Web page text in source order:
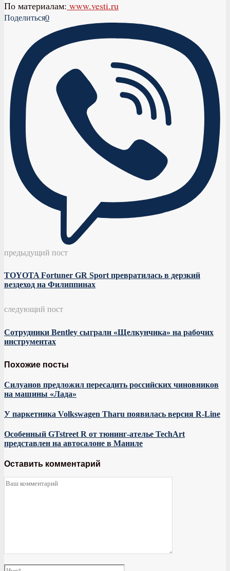
По материалам: www.vesti.ru
Поделиться0
предыдущий пост
TOYOTA Fortuner GR Sport превратилась в дерзкий
вездеход на Филиппинах
следующий пост
Сотрудники Bentley сыграли «Щелкунчика» на рабочих
инструментах
Похожие посты
Силуанов предложил пересадить российских чиновников
на машины «Лада»
У паркетника Volkswagen Tharu появилась версия R-Line
Особенный GTstreet R от тюнинг-ателье TechArt
представлен на автосалоне в Маниле
Оставить комментарий